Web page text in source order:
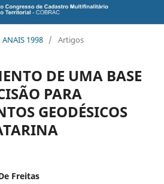
ANAIS 1998 / Artigos
DE UMA BASE
PARA
GEODÉSICOS
Freitas